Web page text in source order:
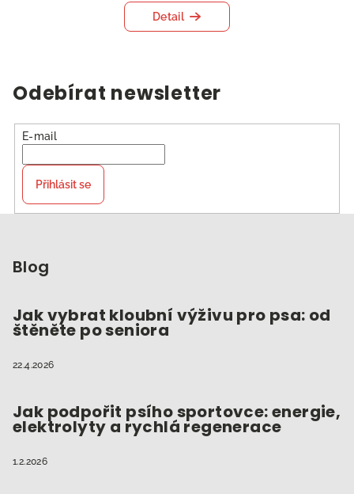
Detail
Odebírat newsletter
E-mail
Přihlásit se
Blog
Jak vybrat kloubní výživu pro psa: od
štěněte po seniora
22.4.2026
Jak podpořit psího sportovce: energie,
elektrolyty a rychlá regenerace
1.2.2026